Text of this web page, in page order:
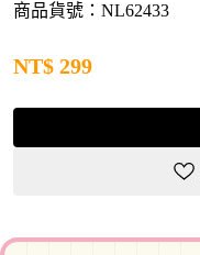
商品貨號：NL62433
NT$ 299